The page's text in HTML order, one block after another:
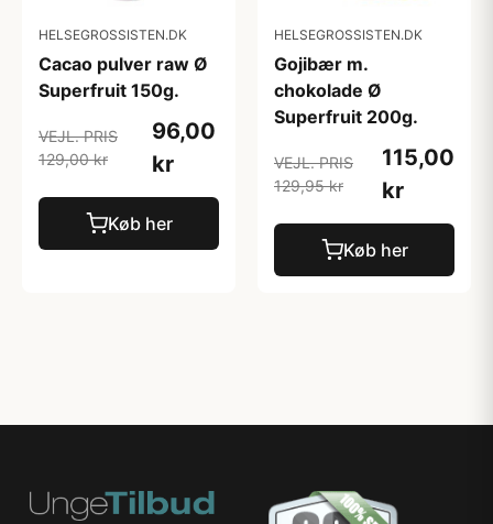
HELSEGROSSISTEN.DK
Cacao pulver raw Ø
Superfruit 150g.
VEJL. PRIS
129,00 kr
96,00
kr
Køb her
HELSEGROSSISTEN.DK
Gojibær m.
chokolade Ø
Superfruit 200g.
VEJL. PRIS
129,95 kr
115,00
kr
Køb her